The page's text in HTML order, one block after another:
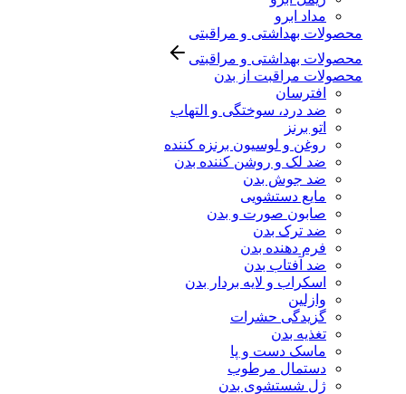
مداد ابرو
محصولات بهداشتی و مراقبتی
محصولات بهداشتی و مراقبتی
محصولات مراقبت از بدن
افترسان
ضد درد، سوختگی و التهاب
اتو برنز
روغن و لوسیون برنزه کننده
ضد لک و روشن کننده بدن
ضد جوش بدن
مایع دستشویی
صابون صورت و بدن
ضد ترک بدن
فرم دهنده بدن
ضد آفتاب بدن
اسکراب و لایه بردار بدن
وازلین
گزیدگی حشرات
تغذیه بدن
ماسک دست و پا
دستمال مرطوب
ژل شستشوی بدن